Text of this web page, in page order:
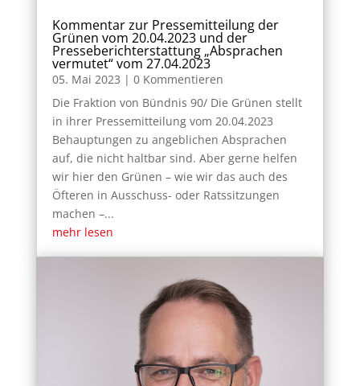
Kommentar zur Pressemitteilung der
Grünen vom 20.04.2023 und der
Presseberichterstattung „Absprachen
vermutet“ vom 27.04.2023
05. Mai 2023 | 0 Kommentieren
Die Fraktion von Bündnis 90/ Die Grünen stellt
in ihrer Pressemitteilung vom 20.04.2023
Behauptungen zu angeblichen Absprachen
auf, die nicht haltbar sind. Aber gerne helfen
wir hier den Grünen – wie wir das auch des
Öfteren in Ausschuss- oder Ratssitzungen
machen –...
mehr lesen